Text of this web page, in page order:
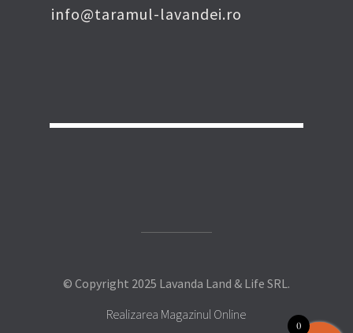
info@taramul-lavandei.ro
© Copyright 2025 Lavanda Land & Life SRL.
Realizarea Magazinul Online
0